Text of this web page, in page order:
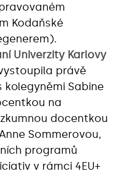
Kodaňské
Univerzity Karlovy
právě
kolegyněmi Sabine
na
docentkou
Sommerovou,
programů
v rámci 4EU+